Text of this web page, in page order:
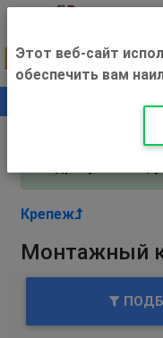
Внимание! С 3
Крепеж
Монтажный
Этот веб-сайт
обеспечить вам